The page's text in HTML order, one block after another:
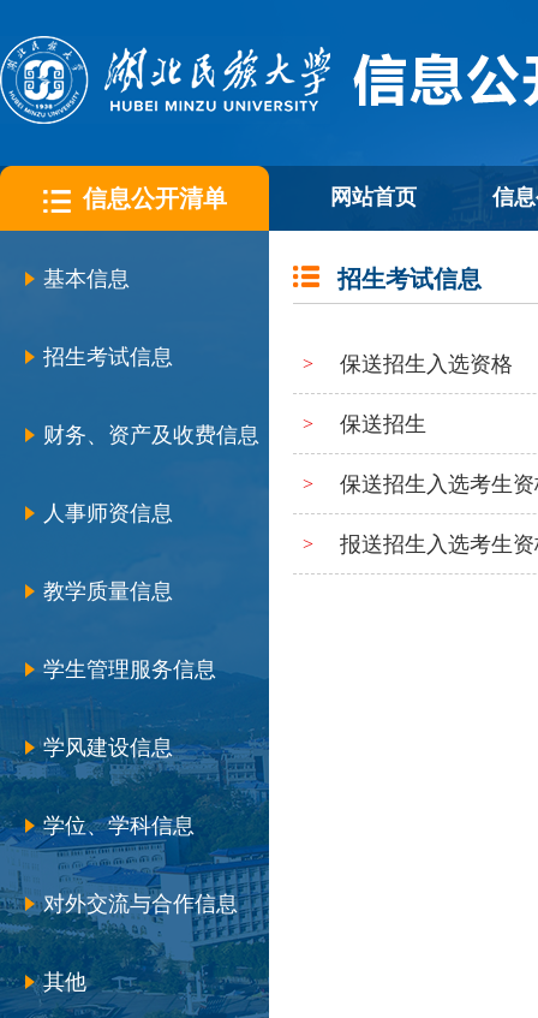
信息公开清单 网站首页 信
基本信息
招生考试信息
财务、资产及收费信息
人事师资信息
教学质量信息
学生管理服务信息
学风建设信息
学位、学科信息
对外交流与合作信息
其他
招生考试信息
> 保送招生入选资格
> 保送招生
> 保送招生入选考生
> 报送招生入选考生